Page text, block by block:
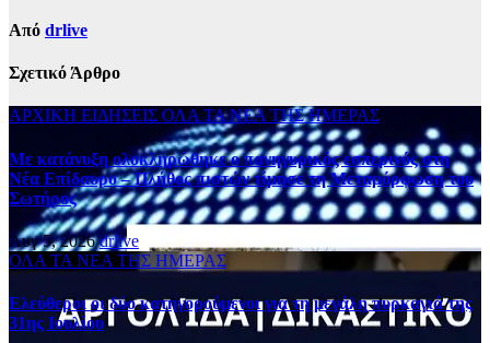
Από drlive
Σχετικό Άρθρο
ΑΡΧΙΚΗ ΕΙΔΗΣΕΙΣ ΟΛΑ ΤΑ ΝΕΑ ΤΗΣ ΗΜΕΡΑΣ
Με κατάνυξη ολοκληρώθηκε ο πανηγυρικός εσπερινός στη
Νέα Επίδαυρο – Πλήθος πιστών τίμησε τη Μεταμόρφωση του
Σωτήρος
Αυγ 5, 2026drlive
ΟΛΑ ΤΑ ΝΕΑ ΤΗΣ ΗΜΕΡΑΣ
Ελεύθεροι οι δύο κατηγορούμενοι για τη μεγάλη πυρκαγιά της
31ης Ιουλίου